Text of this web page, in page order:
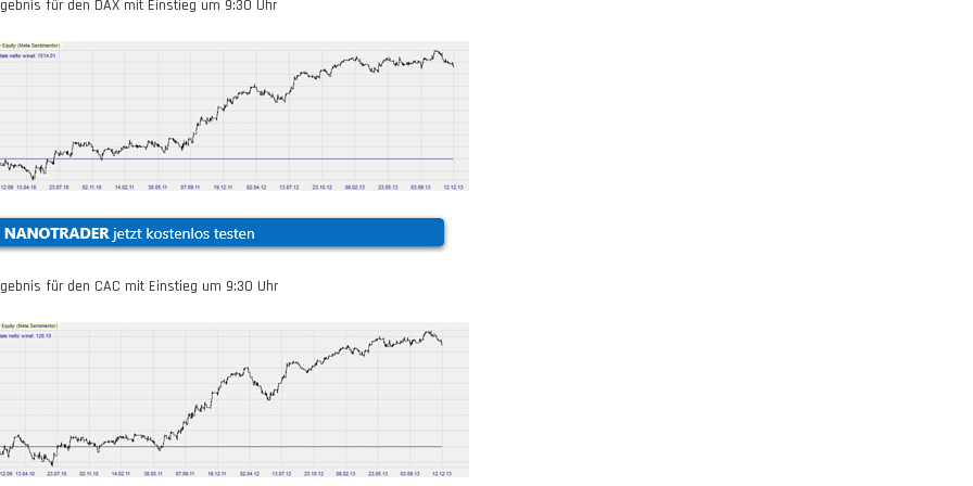
für den DAX mit Einstieg um 9:30 Uhr
für den CAC mit Einstieg um 9:30 Uhr